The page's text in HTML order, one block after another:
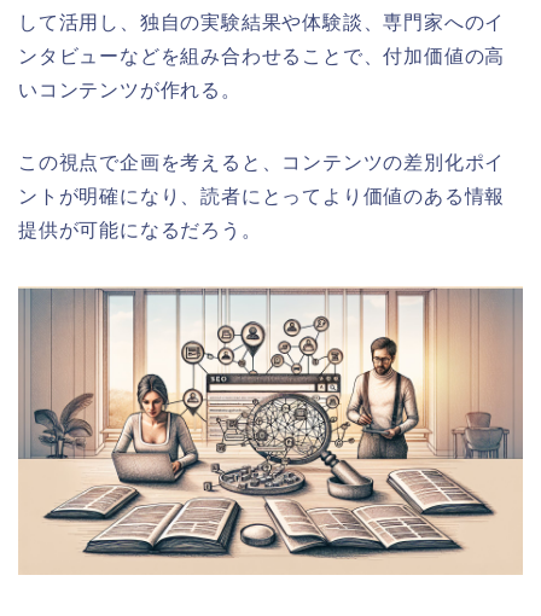
して活用し、独自の実験結果や体験談、専門家へのイ
ンタビューなどを組み合わせることで、付加価値の高
いコンテンツが作れる。
この視点で企画を考えると、コンテンツの差別化ポイ
ントが明確になり、読者にとってより価値のある情報
提供が可能になるだろう。